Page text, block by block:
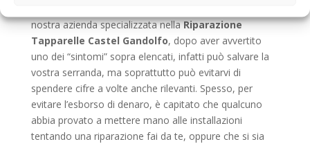
nostra azienda specializzata nellaRiparazione
Tapparelle Castel Gandolfo, dopo aver avvertito
uno dei “sintomi” sopra elencati, infatti può salvare la
vostra serranda, ma soprattutto può evitarvi di
spendere cifre a volte anche rilevanti. Spesso, per
evitare l’esborso di denaro, è capitato che qualcuno
abbia provato a mettere mano alle installazioni
tentando una riparazione fai da te, oppure che si sia